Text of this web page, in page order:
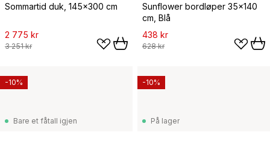
Sommartid duk, 145x300 cm
2 775 kr
3 251 kr
Sunflower bordløper 35x140
cm, Blå
438 kr
628 kr
Bare et fåtall igjen
-10%
På lager
-10%